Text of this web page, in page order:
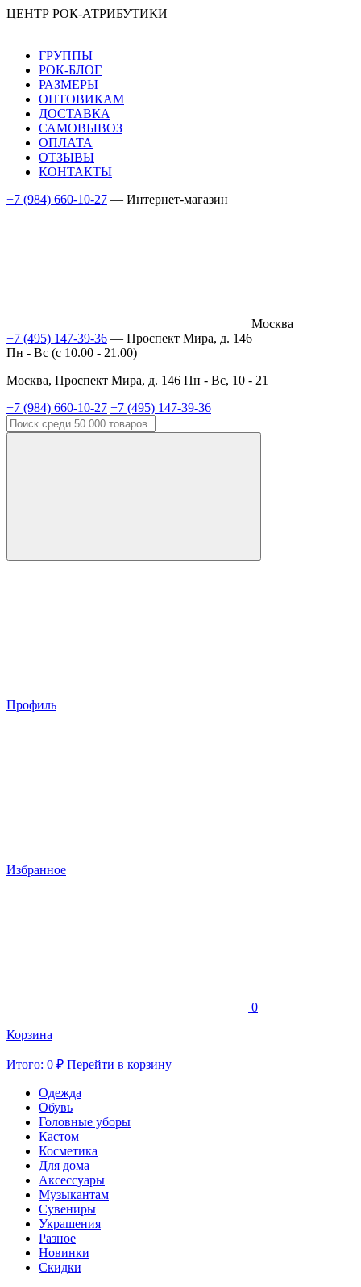
ЦЕНТР РОК-АТРИБУТИКИ
ГРУППЫ
РОК-БЛОГ
РАЗМЕРЫ
ОПТОВИКАМ
ДОСТАВКА
САМОВЫВОЗ
ОПЛАТА
ОТЗЫВЫ
КОНТАКТЫ
+7 (984) 660-10-27 — Интернет-магазин
Москва
+7 (495) 147-39-36 — Проспект Мира, д. 146
Пн - Вс (c 10.00 - 21.00)
Москва, Проспект Мира, д. 146 Пн - Вс, 10 - 21
+7 (984) 660-10-27 +7 (495) 147-39-36
Профиль
Избранное
0
Корзина
Итого: 0 ₽ Перейти в корзину
Одежда
Обувь
Головные уборы
Кастом
Косметика
Для дома
Аксессуары
Музыкантам
Сувениры
Украшения
Разное
Новинки
Скидки